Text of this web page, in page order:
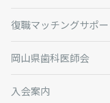
復職マッチングサポ
岡山県歯科医師会
入会案内